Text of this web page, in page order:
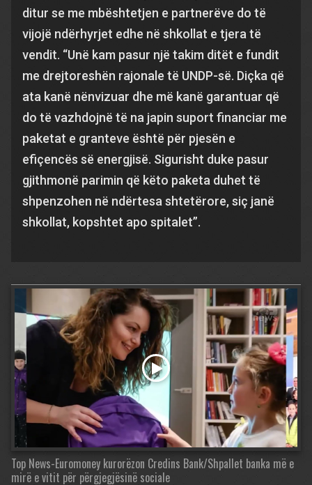
ditur se me mbështetjen e partnerëve do të
vijojë ndërhyrjet edhe në shkollat e tjera të
vendit. “Unë kam pasur një takim ditët e fundit
me drejtoreshën rajonale të UNDP-së. Diçka që
ata kanë nënvizuar dhe më kanë garantuar që
do të vazhdojnë të na japin suport financiar me
paketat e granteve është për pjesën e
efiçencës së energjisë. Sigurisht duke pasur
gjithmonë parimin që këto paketa duhet të
shpenzohen në ndërtesa shtetërore, siç janë
shkollat, kopshtet apo spitalet”.
Top News-Euromoney kurorëzon Credins Bank/Shpallet banka më e
mirë e vitit për përgjegjësinë sociale